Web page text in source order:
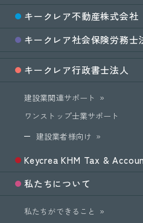
キークレア不動産株式会社
キークレア社会保険労務士
キークレア行政書士法人
建設業関連サポート
ワンストップ士業サポート
建設業者様向け
Keycrea KHM Tax &
私たちについて
私たちができること